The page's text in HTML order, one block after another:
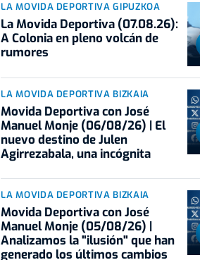
LA MOVIDA DEPORTIVA GIPUZKOA
La Movida Deportiva (07.08.26):
A Colonia en pleno volcán de
rumores
LA MOVIDA DEPORTIVA BIZKAIA
Movida Deportiva con José
Manuel Monje (06/08/26) | El
nuevo destino de Julen
Agirrezabala, una incógnita
LA MOVIDA DEPORTIVA BIZKAIA
Movida Deportiva con José
Manuel Monje (05/08/26) |
Analizamos la "ilusión" que han
generado los últimos cambios